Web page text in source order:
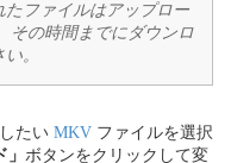
ファイルはアップロー
その時間までにダウンロ
。
たい MKV ファイルを選択
ボタンをクリックして変